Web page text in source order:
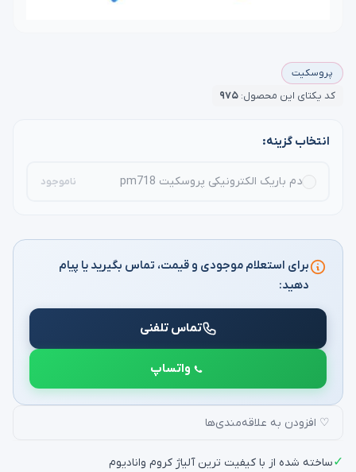
پروسکیت
کد یکتای این محصول: ۹۷۵
انتخاب گزینه:
دم باریک الکترونیکی پروسکیت pm718 ناموجود
برای استعلام موجودی و قیمت، تماس بگیرید یا پیام
دهید:
تماس تلفنی
واتساپ
♡ افزودن به علاقه‌مندی‌ها
✓ساخته شده از با کیفیت ترین آلیاژ کروم وانادیوم